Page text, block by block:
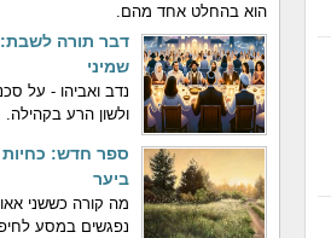
הוא בהחלט אחד מהם.
דבר תורה
שמיני
נדב ואביהו - על
ולשון הרע בקהילה.
ספר חדש: כחיות
ביער
מה קורה כששני
נפגשים במסע